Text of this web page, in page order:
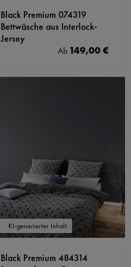
Black Premium 074319
Bettwäsche aus Interlock-
Jersey
Regulärer Preis:
Ab 149,00 €
KI-generierter Inhalt.
Black Premium 484314